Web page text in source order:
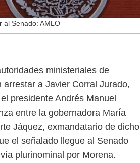
al Senado: AMLO
ministeriales de
a Javier Corral Jurado,
presidente Andrés Manuel
entre la gobernadora María
Jáquez, exmandatario de dicho
el señalado llegue al Senado
plurinominal por Morena.